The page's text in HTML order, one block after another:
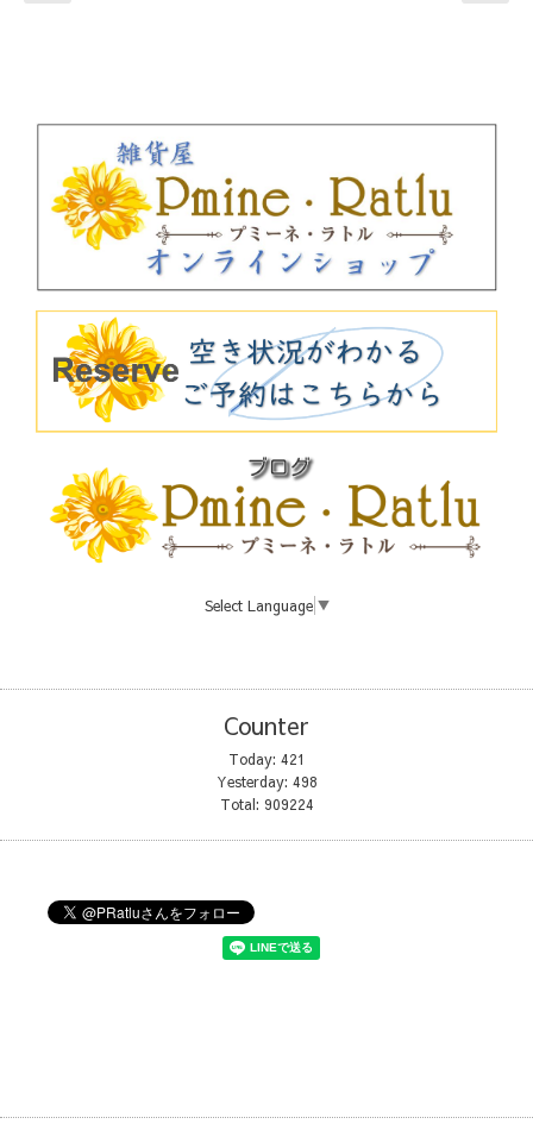
Select Language ▼
Counter
Today: 421
Yesterday: 498
Total: 909224